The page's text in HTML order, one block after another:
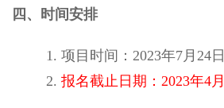
四、时间安排
1. 项目时间： 2023年7月 24日
2. 报名截止日期： 2023年4月